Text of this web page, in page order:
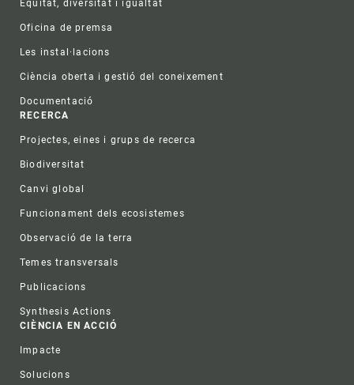
Equitat, diversitat i igualtat
Oficina de premsa
Les instal·lacions
Ciència oberta i gestió del coneixement
Documentació
RECERCA
Projectes, eines i grups de recerca
Biodiversitat
Canvi global
Funcionament dels ecosistemes
Observació de la terra
Temes transversals
Publicacions
Synthesis Actions
CIÈNCIA EN ACCIÓ
Impacte
Solucions